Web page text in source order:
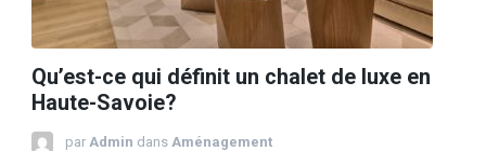
Qu’est-ce qui définit un chalet de luxe en
Haute-Savoie?
par Admin dans Aménagement